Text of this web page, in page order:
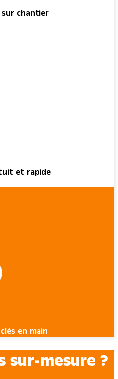
sur chantier
et rapide
en main
sur-mesure ?